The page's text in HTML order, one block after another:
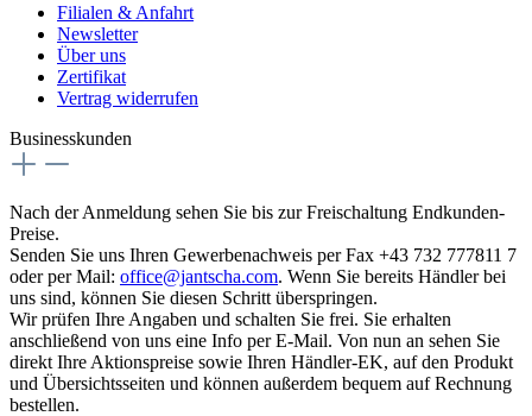
Filialen & Anfahrt
Newsletter
Über uns
Zertifikat
Vertrag widerrufen
Businesskunden
Nach der Anmeldung sehen Sie bis zur Freischaltung Endkunden-
Preise.
Senden Sie uns Ihren Gewerbenachweis per Fax +43 732 777811 7
oder per Mail: office@jantscha.com. Wenn Sie bereits Händler bei
uns sind, können Sie diesen Schritt überspringen.
Wir prüfen Ihre Angaben und schalten Sie frei. Sie erhalten
anschließend von uns eine Info per E-Mail. Von nun an sehen Sie
direkt Ihre Aktionspreise sowie Ihren Händler-EK, auf den Produkt
und Übersichtsseiten und können außerdem bequem auf Rechnung
bestellen.